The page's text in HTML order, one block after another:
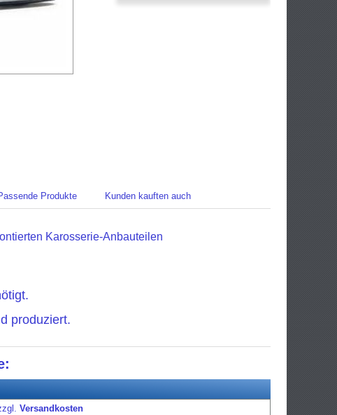
Produkte Kunden kauften auch
Karosserie-Anbauteilen
produziert.
Versandkosten